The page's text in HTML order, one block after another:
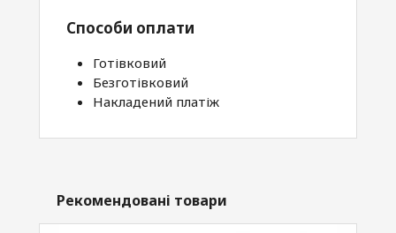
Способи оплати
Готівковий
Безготівковий
Накладений платіж
Рекомендовані товари